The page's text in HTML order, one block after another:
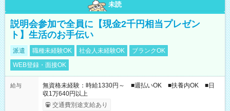
未読
説明会参加で全員に【現金2千円相当プレゼン
ト】生活のお手伝い
派遣 職種未経験OK 社会人未経験OK
ブランクOK
WEB登録・面接OK
給与
無資格未経験：時給1330円～ ■週払いOK ■扶養内OK ■日
収1万640円以上
交通費別途支給あり